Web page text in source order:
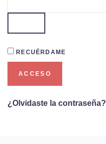
RECUÉRDAME
ACCESO
¿Olvidaste la contraseña?